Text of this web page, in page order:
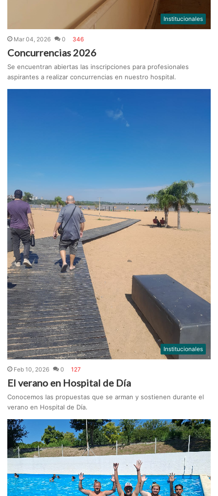
Institucionales
Mar 04, 2026 0 346
Concurrencias 2026
Se encuentran abiertas las inscripciones para profesionales
aspirantes a realizar concurrencias en nuestro hospital.
Institucionales
Feb 10, 2026 0 127
El verano en Hospital de Día
Conocemos las propuestas que se arman y sostienen durante el
verano en Hospital de Día.